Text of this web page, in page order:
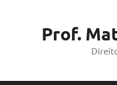
Prof.